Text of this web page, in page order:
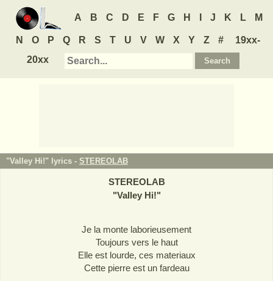
A B C D E F G H J K L M
N O P Q R S T U V W X Y Z #
19xx-
20xx
"Valley Hi!" lyrics - STEREOLAB
STEREOLAB
"Valley Hi!"
Je la monte laborieusement
Toujours vers le haut
Elle est lourde, ces materiaux
Cette pierre est un fardeau